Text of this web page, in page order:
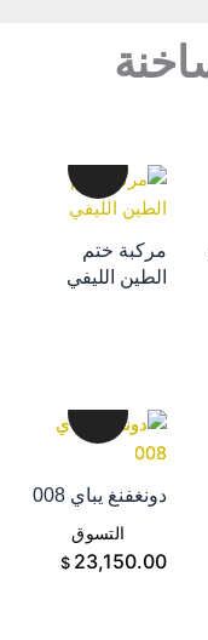
مركبة ختم
الطين الليفي
إضافة إلى سلة
التسوق
دونغفنغ يباي 008
$23,150.00
إضافة إلى سلة
التسوق